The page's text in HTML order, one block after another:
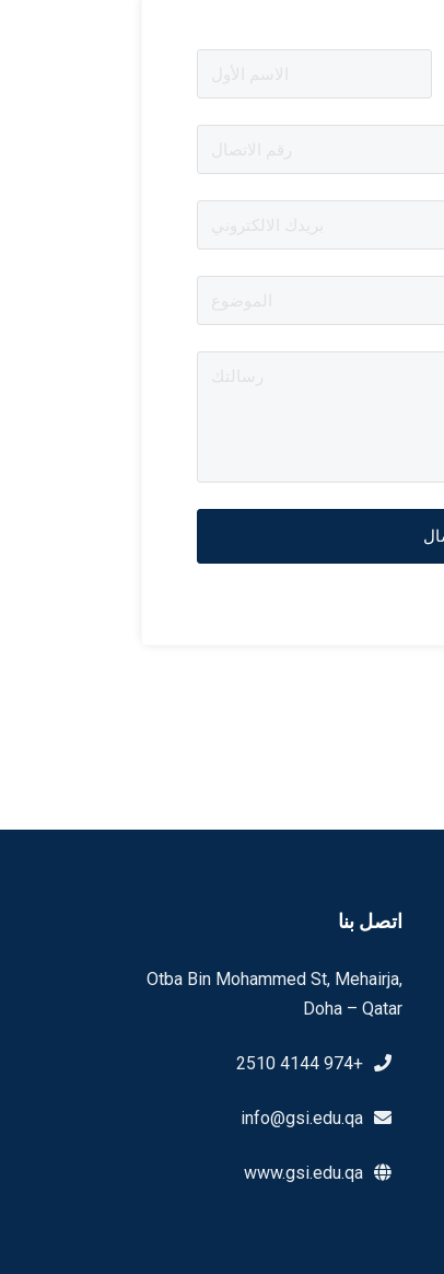
اتصل بنا
Otba Bin Mohammed St, Mehairja,
Doha – Qatar
+974 4144 2510
info@gsi.edu.qa
www.gsi.edu.qa